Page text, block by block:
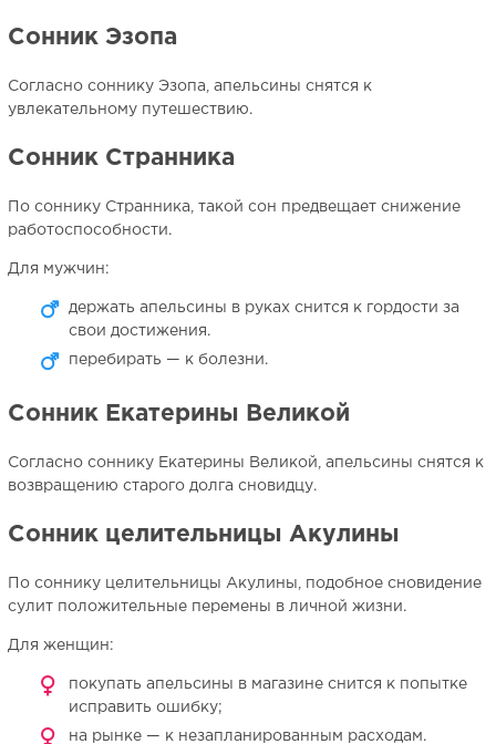
Сонник Эзопа
Согласно соннику Эзопа, апельсины снятся к
увлекательному путешествию.
Сонник Странника
По соннику Странника, такой сон предвещает снижение
работоспособности.
Для мужчин:
держать апельсины в руках снится к гордости за
свои достижения.
перебирать — к болезни.
Сонник Екатерины Великой
Согласно соннику Екатерины Великой, апельсины снятся к
возвращению старого долга сновидцу.
Сонник целительницы Акулины
По соннику целительницы Акулины, подобное сновидение
сулит положительные перемены в личной жизни.
Для женщин:
покупать апельсины в магазине снится к попытке
исправить ошибку;
на рынке — к незапланированным расходам.